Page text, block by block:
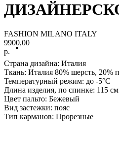
FASHION MILANO ITALY
9900,00
р.
Страна дизайна: Италия
Ткань: Италия 80% шерсть, 20%
Температурный режим: до -5°С
Длина изделия, по спинке: 115 см
Цвет пальто: Бежевый
Вид застежки: пояс
Тип карманов: Прорезные